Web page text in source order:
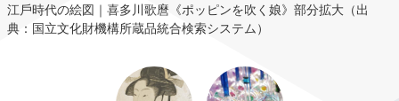
江⼾時代の絵図｜喜多川歌麿《ポッピンを吹く娘》部分拡⼤（出
典：国⽴⽂化財機構所蔵品統合検索システム）